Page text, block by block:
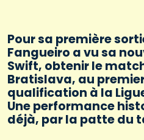
Pour sa première
Fangueiro a vu sa
Swift, obtenir le
Bratislava, au
qualification à la
Une performance
déjà, par la patte du